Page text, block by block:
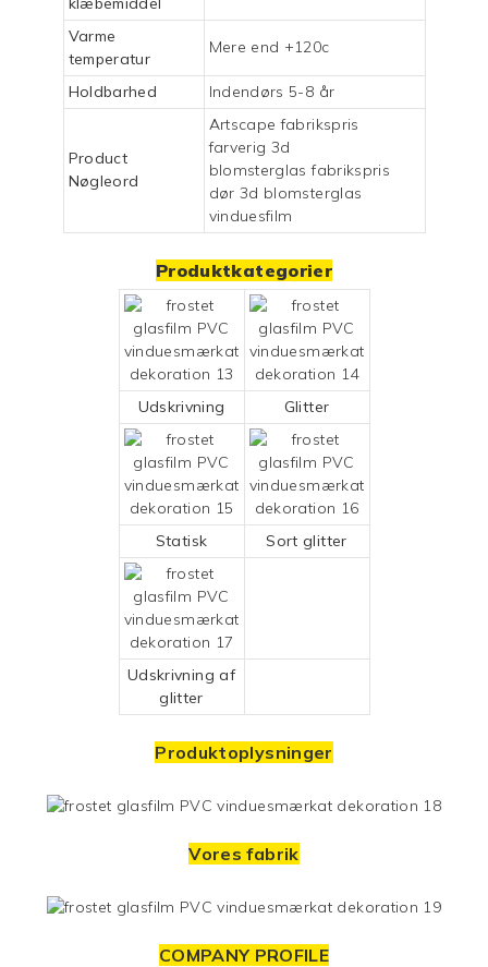
Varme
temperatur
Mere end +120c
Holdbarhed Indendørs 5-8 år
Product
Nøgleord
Artscape fabrikspris
farverig 3d
blomsterglas fabrikspris
dør 3d blomsterglas
vinduesfilm
Produktkategorier
Udskrivning Glitter
Statisk Sort glitter
Udskrivning af
glitter
Produktoplysninger
Vores fabrik
COMPANY PROFILE